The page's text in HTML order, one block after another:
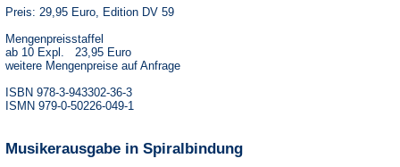
Preis: 29,95 Euro, Edition DV 59
Mengenpreisstaffel
ab 10 Expl. 23,95 Euro
weitere Mengenpreise auf Anfrage
ISBN 978-3-943302-36-3
ISMN 979-0-50226-049-1
Musikerausgabe in Spiralbindung